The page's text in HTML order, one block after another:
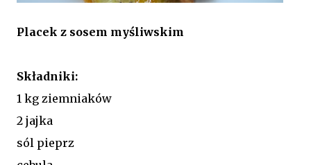
Placek z sosem myśliwskim
Składniki:
1 kg ziemniaków
2 jajka
sól pieprz